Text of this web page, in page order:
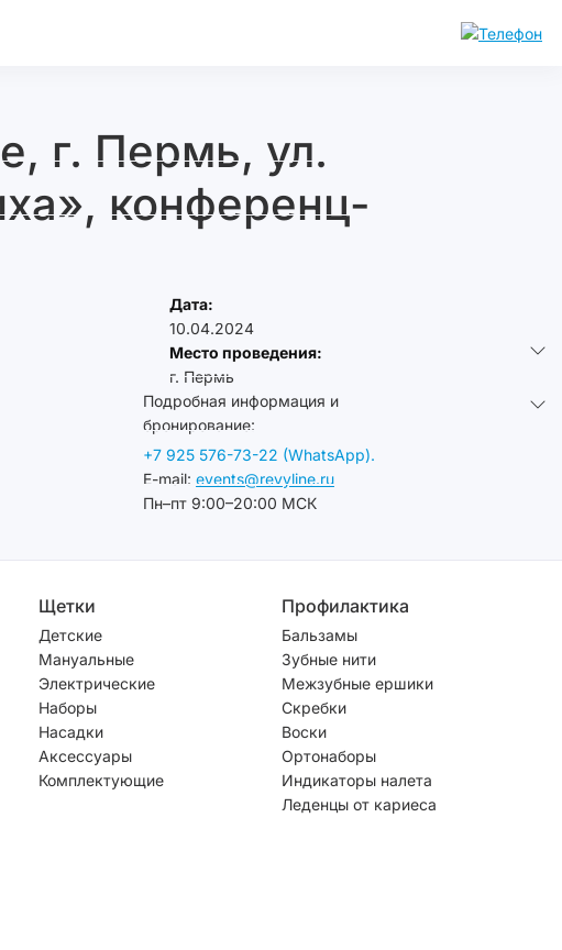
г. Пермь, ул.
конференц-
Дата:
10.04.2024
Место проведения:
г. Пермь
Подробная информация и
бронирование:
+7 925 576-73-22 (WhatsApp).
E-mail: events@revyline.ru
Пн–пт 9:00–20:00 МСК
Щетки
Детские
Мануальные
Электрические
Наборы
Насадки
Аксессуары
Комплектующие
Профилактика
Бальзамы
Зубные нити
Межзубные ершики
Скребки
Воски
Ортонаборы
Индикаторы налета
Леденцы от кариеса